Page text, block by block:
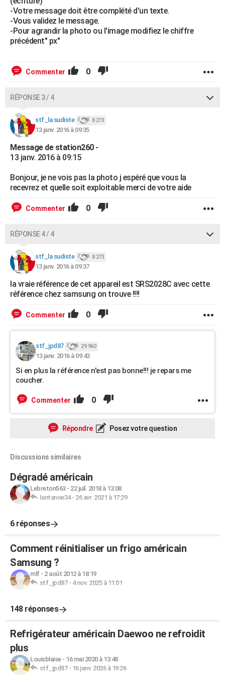
-Votre message doit être complété d'un texte.
-Vous validez le message.
-Pour agrandir la photo ou l'image modifiez le chiffre
précédent" px"
Commenter 0
RÉPONSE 3 / 4
stf_la sudiste 8 273
13 janv. 2016 à 09:35
Message de station260 -
13 janv. 2016 à 09:15
Bonjour, je ne vois pas la photo j espéré que vous la
recevrez et quelle soit exploitable merci de votre aide
Commenter 0
RÉPONSE 4 / 4
stf_la sudiste 8 273
13 janv. 2016 à 09:37
la vraie référence de cet appareil est SRS2028C avec cette
référence chez samsung on trouve !!!!
Commenter 0
stf_jpd87 29 960
13 janv. 2016 à 09:43
Si en plus la référence n'est pas bonne!!! je repars me
coucher.
Commenter 0
Répondre Posez votre question
Discussions similaires
Dégradé américain
Lebreton563- 22 juil. 2018 à 13:08
Iantanoe34- 26 avr. 2021 à 17:29
6 réponses
Comment réinitialiser un frigo américain
Samsung ?
mlf- 2 août 2012 à 18:19
stf_jpd87- 4 nov. 2025 à 11:01
148 réponses
Refrigérateur américain Daewoo ne refroidit
plus
Louisblaise- 16 mai 2020 à 13:48
stf_jpd87- 16 janv. 2026 à 19:26